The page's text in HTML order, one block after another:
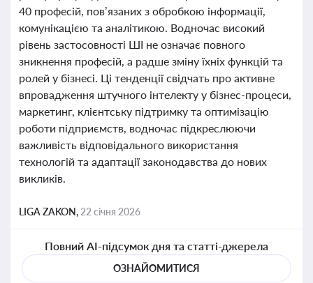
40 професій, пов’язаних з обробкою інформації,
комунікацією та аналітикою. Водночас високий
рівень застосовності ШІ не означає повного
зникнення професій, а радше зміну їхніх функцій та
ролей у бізнесі. Ці тенденції свідчать про активне
впровадження штучного інтелекту у бізнес-процеси,
маркетинг, клієнтську підтримку та оптимізацію
роботи підприємств, водночас підкреслюючи
важливість відповідального використання
технологій та адаптації законодавства до нових
викликів.
LIGA ZAKON, 22 січня 2026
Повний AI-підсумок дня та статті-джерела
ОЗНАЙОМИТИСЯ